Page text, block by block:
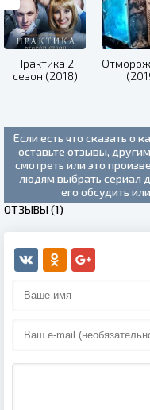
Практика 2
сезон (2018)
Если есть что сказать о
оставьте отзывы,
смотреть или это
людям выбрать сериал
его обсудить
ОТЗЫВЫ (1)